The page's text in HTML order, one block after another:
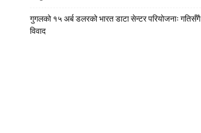
गुगलको १५ अर्ब डलरको भारत डाटा सेन्टर परियोजनाः गतिसँगै
विवाद